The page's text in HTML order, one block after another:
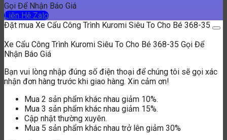
Gọi Để Nhận Báo Giá
Liên Hệ Zalo
Đặt mua Xe Cẩu Công Trình Kuromi Siêu To Cho Bé 368-35
Xe Cẩu Công Trình Kuromi Siêu To Cho Bé 368-35 Gọi Để
Nhận Báo Giá
Bạn vui lòng nhập đúng số điện thoại để chúng tôi sẽ gọi xác
nhận đơn hàng trước khi giao hàng. Xin cảm ơn!
Mua 2 sản phẩm khác nhau giảm 10%.
Mua 3 sản phẩm khác nhau giảm 15%.
Cập nhật thường xuyên.
Mua 5 sản phẩm khác nhau trở lên giảm 30%